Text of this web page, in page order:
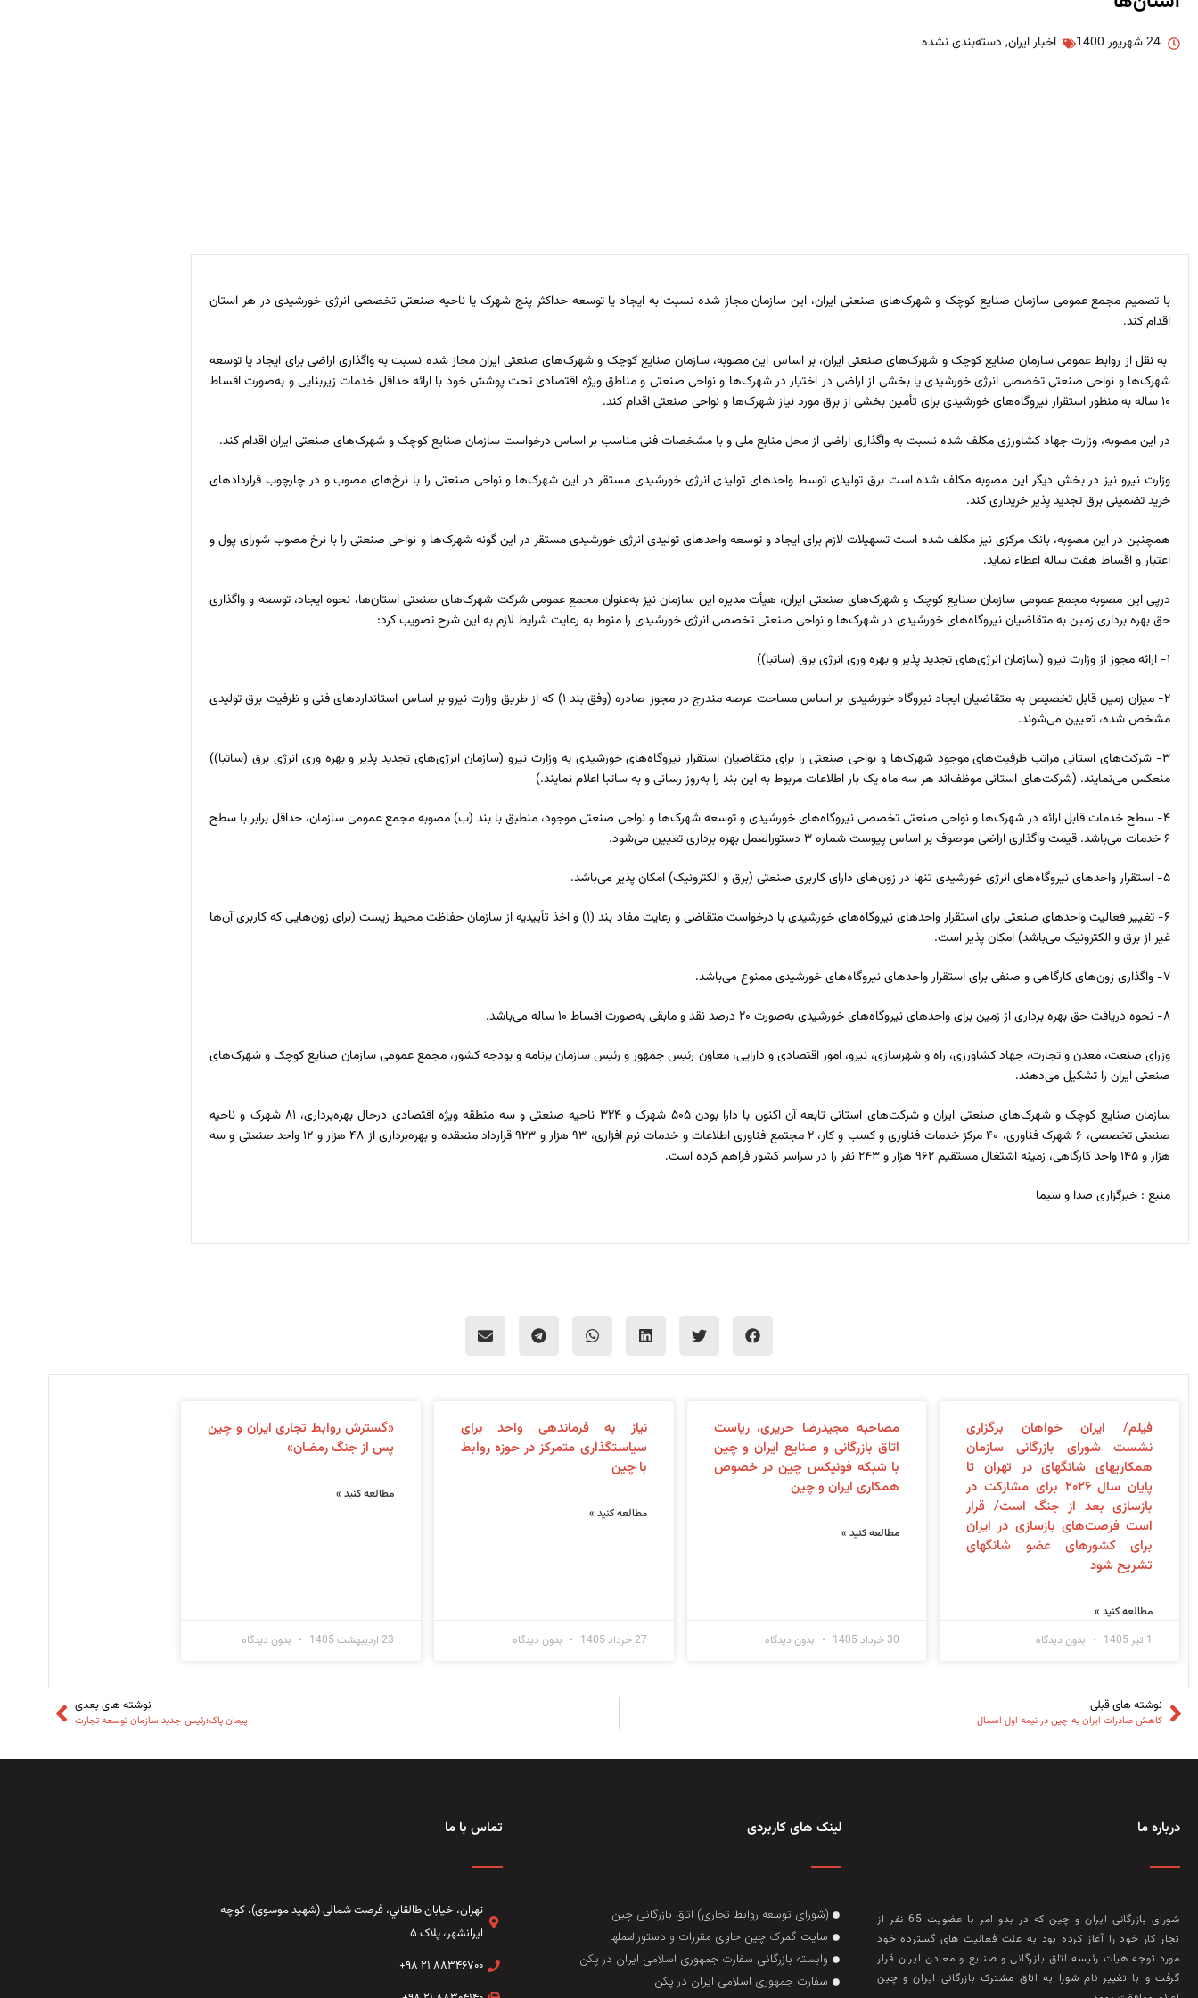
24 شهریور 1400 اخبار ایران, دسته‌بندی نشده
با تصمیم مجمع عمومی سازمان صنایع کوچک و شهر‌ک‌های صنعتی ایران، این سازمان مجاز شده نسبت به ایجاد یا توسعه حداکثر پنج شهرک یا ناحیه صنعتی تخصصی انرژی خورشیدی در هر استان
اقدام کند.
به نقل از روابط عمومی سازمان صنایع کوچک و شهرک‌های صنعتی ایران، بر اساس این مصوبه، سازمان صنایع کوچک و شهرک‌های صنعتی ایران مجاز شده نسبت به واگذاری اراضی برای ایجاد یا توسعه
شهرک‌ها و نواحی صنعتی تخصصی انرژی خورشیدی یا بخشی از اراضی در اختیار در شهرک‌ها و نواحی صنعتی و مناطق ویژه اقتصادی تحت پوشش خود با ارائه حداقل خدمات زیربنایی و به‌صورت اقساط
۱۰ ساله به منظور استقرار نیروگاه‌های خورشیدی برای تأمین بخشی از برق مورد نیاز شهرک‌ها و نواحی صنعتی اقدام کند.
در این مصوبه، وزارت جهاد کشاورزی مکلف شده نسبت به واگذاری اراضی از محل منابع ملی و با مشخصات فنی مناسب بر اساس درخواست سازمان صنایع کوچک و شهرک‌های صنعتی ایران اقدام کند.
وزارت نیرو نیز در بخش دیگر این مصوبه مکلف شده است برق تولیدی توسط واحد‌های تولیدی انرژی خورشیدی مستقر در این شهرک‌ها و نواحی صنعتی را با نرخ‌های مصوب و در چارچوب قرارداد‌های
خرید تضمینی برق تجدید پذیر خریداری کند.
همچنین در این مصوبه، بانک مرکزی نیز مکلف شده است تسهیلات لازم برای ایجاد و توسعه واحد‌های تولیدی انرژی خورشیدی مستقر در این گونه شهرک‌ها و نواحی صنعتی را با نرخ مصوب شورای پول و
اعتبار و اقساط هفت ساله اعطاء نماید.
درپی این مصوبه مجمع عمومی سازمان صنایع کوچک و شهر‌ک‌های صنعتی ایران، هیأت مدیره این سازمان نیز به‌عنوان مجمع عمومی شرکت شهرک‌های صنعتی استان‌ها، نحوه ایجاد، توسعه و واگذاری
حق بهره برداری زمین به متقاضیان نیروگاه‌های خورشیدی در شهرک‌ها و نواحی صنعتی تخصصی انرژی خورشیدی را منوط به رعایت شرایط لازم به این شرح تصویب کرد:
۱- ارائه مجوز از وزارت نیرو (سازمان انرژی‌های تجدید پذیر و بهره وری انرژی برق (ساتبا))
۲- میزان زمین قابل تخصیص به متقاضیان ایجاد نیروگاه خورشیدی بر اساس مساحت عرصه مندرج در مجوز صادره (وفق بند ۱) که از طریق وزارت نیرو بر اساس استاندارد‌های فنی و ظرفیت برق تولیدی
مشخص شده، تعیین می‌شوند.
۳- شرکت‌های استانی مراتب ظرفیت‌های موجود شهرک‌ها و نواحی صنعتی را برای متقاضیان استقرار نیروگاه‌های خورشیدی به وزارت نیرو (سازمان انرژی‌های تجدید پذیر و بهره وری انرژی برق (ساتبا))
منعکس می‌نمایند. (شرکت‌های استانی موظف‌اند هر سه ماه یک بار اطلاعات مربوط به این بند را به‌روز رسانی و به ساتبا اعلام نمایند.)
۴- سطح خدمات قابل ارائه در شهرک‌ها و نواحی صنعتی تخصصی نیروگاه‌های خورشیدی و توسعه شهرک‌ها و نواحی صنعتی موجود، منطبق با بند (ب) مصوبه مجمع عمومی سازمان، حداقل برابر با سطح
۶ خدمات می‌باشد. قیمت واگذاری اراضی موصوف بر اساس پیوست شماره ۳ دستورالعمل بهره برداری تعیین می‌شود.
۵- استقرار واحد‌های نیروگاه‌های انرژی خورشیدی تنها در زون‌های دارای کاربری صنعتی (برق و الکترونیک) امکان پذیر می‌باشد.
۶- تغییر فعالیت واحد‌های صنعتی برای استقرار واحد‌های نیروگاه‌های خورشیدی با درخواست متقاضی و رعایت مفاد بند (۱) و اخذ تأییدیه از سازمان حفاظت محیط زیست (برای زون‌هایی که کاربری آن‌ها
غیر از برق و الکترونیک می‌باشد) امکان پذیر است.
۷- واگذاری زون‌های کارگاهی و صنفی برای استقرار واحد‌های نیروگاه‌های خورشیدی ممنوع می‌باشد.
۸- نحوه دریافت حق بهره برداری از زمین برای واحد‌های نیروگاه‌های خورشیدی به‌صورت ۲۰ درصد نقد و مابقی به‌صورت اقساط ۱۰ ساله می‌باشد.
وزرای صنعت، معدن و تجارت، جهاد کشاورزی، راه و شهرسازی، نیرو، امور اقتصادی و دارایی، معاون رئیس جمهور و رئیس سازمان برنامه و بودجه کشور، مجمع عمومی سازمان صنایع کوچک و شهر‌ک‌های
صنعتی ایران را تشکیل می‌دهند.
سازمان صنایع کوچک و شهرک‌های صنعتی ایران و شرکت‌های استانی تابعه آن اکنون با دارا بودن ۵۰۵ شهرک و ۳۲۴ ناحیه صنعتی و سه منطقه ویژه اقتصادی درحال بهره‌برداری، ۸۱ شهرک و ناحیه
صنعتی تخصصی، ۶ شهرک فناوری، ۴۰ مرکز خدمات فناوری و کسب و کار، ۲ مجتمع فناوری اطلاعات و خدمات نرم افزاری، ۹۳ هزار و ۹۲۳ قرارداد منعقده و بهره‌برداری از ۴۸ هزار و ۱۲ واحد صنعتی و سه
هزار و ۱۴۵ واحد کارگاهی، زمینه اشتغال مستقیم ۹۶۲ هزار و ۲۴۳ نفر را در سراسر کشور فراهم کرده است.
منبع : خبرگزاری صدا و سیما
فیلم/ ایران خواهان برگزاری
نشست شورای بازرگانی سازمان
همکاری‎های شانگهای در تهران تا
پایان سال ۲۰۲۶ برای مشارکت در
بازسازی بعد از جنگ است/ قرار
است فرصت‌های بازسازی در ایران
برای کشورهای عضو شانگهای
تشریح شود
مطالعه کنید »
1 تیر 1405
بدون دیدگاه
مصاحبه مجیدرضا حریری، ریاست
اتاق بازرگانی و صنایع ایران و چین
با شبکه فونیکس چین در خصوص
همکاری ایران و چین
مطالعه کنید »
30 خرداد 1405 بدون دیدگاه
نیاز به فرماندهی واحد برای
سیاستگذاری متمرکز در حوزه روابط
با چین
مطالعه کنید »
27 خرداد 1405 بدون دیدگاه
«گسترش روابط تجاری ایران و چین
پس از جنگ رمضان»
مطالعه کنید »
23 اردیبهشت 1405 بدون دیدگاه
نوشته های قبلی
کاهش صادرات ایران به چین در نیمه اول امسال
نوشته های بعدی
پیمان پاک؛رئیس جدید سازمان توسعه تجارت
درباره ما
شورای بازرگانی ایران و چین که در بدو امر با عضويت 65 نفر از
تجار کار خود را آغاز کرده بود به علت فعاليت‌ های گسترده خود
مورد توجه هيات رئيسه اتاق بازرگانی و صنايع و معادن ايران قرار
گرفت و با تغيير نام شورا به اتاق مشترک بازرگانی ايران و چين
لینک های کاربردی
(شورای توسعه روابط تجاری) اتاق بازرگانی چین
سایت گمرک چین حاوی مقررات و دستورالعملها
وابسته بازرگانی سفارت جمهوری اسلامی ایران در پکن
سفارت جمهوری اسلامی ایران در پکن
تماس با ما
تهران، خيابان طالقاني،‌ فرصت شمالی (شهید موسوی)، کوچه
ایرانشهر، پلاک ۵
۸۸۳۴۶۷۰۰ ۲۱ ۹۸+